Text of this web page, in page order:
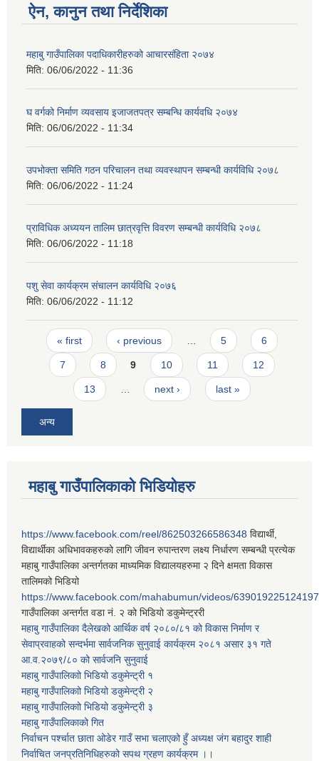
ऐन, कानुन तथा निर्देशिका
महाबु गाउँपालिका पदाधिकारीहरुको आचारसंहिता २०७४
मिति: 06/06/2022 - 11:36
घ वर्गको निर्माण व्यवसाय इजाजतपत्र सम्बन्धि कार्यवधि २०७४
मिति: 06/06/2022 - 11:34
उपभोक्ता समिति गठन परिचालन तथा व्यवस्थापन सम्बन्धी कार्यविधि २०७८
मिति: 06/06/2022 - 11:24
प्राविधिक अध्ययन तालिम छात्रवृत्ति विवरण सम्बन्धी कार्यविधि २०७८
मिति: 06/06/2022 - 11:18
पशु सेवा कार्यक्रम संचालन कार्यविधि २०७६
मिति: 06/06/2022 - 11:12
Pages
« first ‹ previous 5 6
7 8 9 10 11 12
13 next › last »
अन्य
महाबु गाउँपालिकाको भिडियोहरु
https://www.facebook.com/reel/862503266586348 विद्यार्थी,
विद्यार्थीका अधिभावकहरुको लागि जीवन रुपान्तरण लक्ष्य निर्धारण सम्बन्धी प्रत्येक
महाबु गाउँपालिका अन्तर्गतका माध्यमिक विद्यालयहरुमा २ दिने क्षमता विकास
तालिमको भिडियो
https://www.facebook.com/mahabumun/videos/639019225124197
गाउँपालिका अन्तर्गत वडा नं. २ को भिडियो डकुमेन्ट्ररी
महाबु गाउँपालिका दैलेखको आर्थिक वर्ष २०८०/८१ को विकास निर्माण र
सेवाप्रवाहको सन्दर्भमा सार्वजनिक सुनुवाई कार्यक्रम २०८१ असार ३१ गते
आ.व.२०७९/८० को सार्वजनि सुनुवाई
महाबु गाउँपालिकाो भिडियो डकुमेन्ट्री १
महाबु गाउँपालिकाो भिडियो डकुमेन्ट्री २
महाबु गाउँपालिकाो भिडियो डकुमेन्ट्री ३
महाबु गाउँपालिकाको गित
निर्वाचन पर्श्चात छाता ओडेर गाउँ सभा चलाएको हुँ अध्यक्ष जंग बहादुर शाही
निर्वाचित जनप्रतिनिधिहरुको सपथ ग्रहण कार्यक्रम ।।